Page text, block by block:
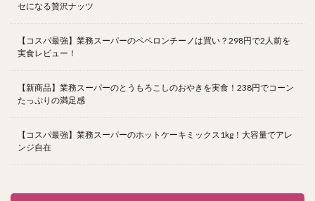
セになる贅沢ナッツ
【コスパ最強】業務スーパーのペペロンチーノは買い？298円で2人前を
実食レビュー！
【新商品】業務スーパーのとうもろこしのおやきを実食！238円でコーン
たっぷりの満足感
【コスパ最強】業務スーパーのホットケーキミックス1kg！大容量でアレ
ンジ自在